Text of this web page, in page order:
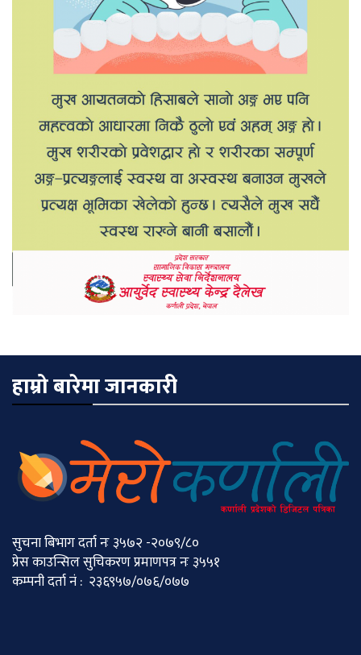
हाम्रो बारेमा जानकारी
सुचना बिभाग दर्ता नः ३५७२ -२०७९/८०
प्रेस काउन्सिल सुचिकरण प्रमाणपत्र नः ३५५१
कम्पनी दर्ता नं : २३६९५७/०७६/०७७